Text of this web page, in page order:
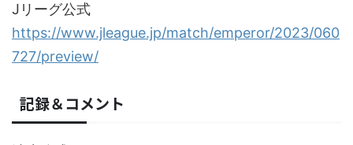
Jリーグ公式
https://www.jleague.jp/match/emperor/2023/060
727/preview/
記録＆コメント